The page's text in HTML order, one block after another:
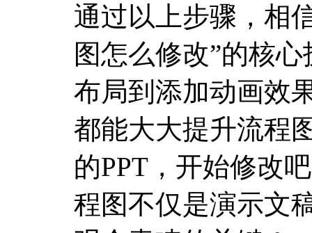
通过以上步骤，相
图怎么修改”的核
布局到添加动画效
都能大大提升流程
的PPT，开始修改
程图不仅是演示文